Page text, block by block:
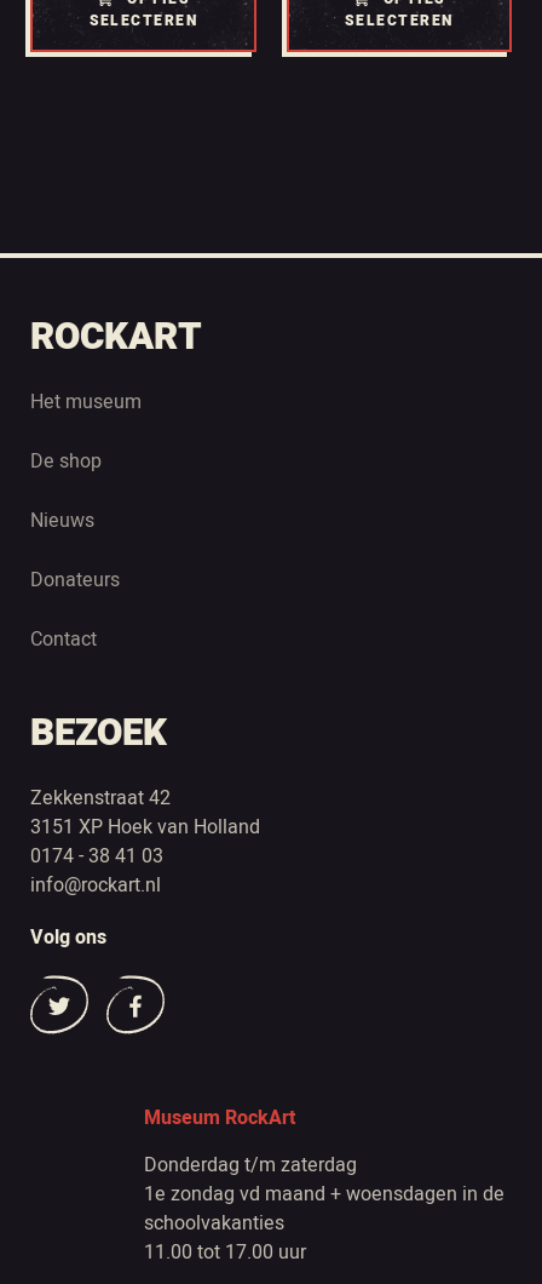
SELECTEREN
SELECTEREN
ROCKART
Het museum
De shop
Nieuws
Donateurs
Contact
BEZOEK
Zekkenstraat 42
3151 XP Hoek van Holland
0174 - 38 41 03
info@rockart.nl
Volg ons
Museum RockArt
Donderdag t/m zaterdag
1e zondag vd maand + woensdagen in de
schoolvakanties
11.00 tot 17.00 uur